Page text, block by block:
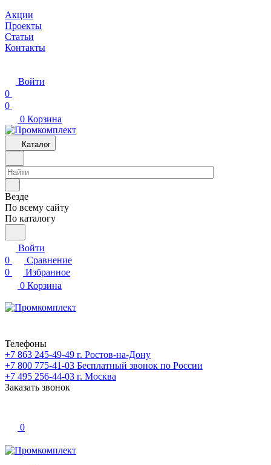
Акции
Проекты
Статьи
Контакты
Войти
0
0
0 Корзина
Каталог
Везде
По всему сайту
По каталогу
Войти
0
Сравнение
0
Избранное
0 Корзина
Телефоны
+7 863 245-49-49 г. Ростов-на-Дону
+7 800 775-41-03 Бесплатный звонок по России
+7 495 256-44-03 г. Москва
Заказать звонок
0